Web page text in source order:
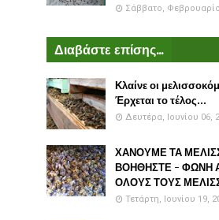
Σάββατο,
Διαβάστε επίσης...
Κλαίνε οι
Έρχεται το τέλος...
Δευτέρα, Ιουνίου 06,
ΧΑΝΟΥΜΕ ΤΑ
ΒΟΗΘΗΣΤΕ - ΦΩΝΗ
ΟΛΟΥΣ ΤΟΥΣ
Τετάρτη, Ιουνίου 19,